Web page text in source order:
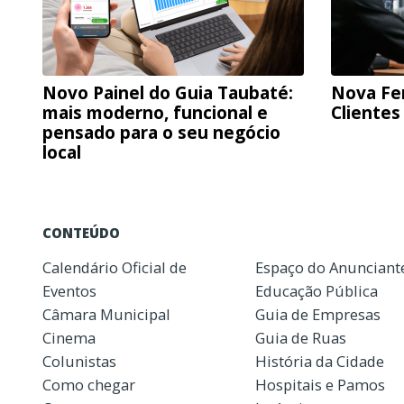
Novo Painel do Guia Taubaté:
mais moderno, funcional e
pensado para o seu negócio
local
Nova
Clientes
CONTEÚDO
Calendário Oficial de
Eventos
Câmara Municipal
Cinema
Colunistas
Como chegar
Espaço do
Educação Pública
Guia de Empresas
Guia de Ruas
História da Cidade
Hospitais e Pamos